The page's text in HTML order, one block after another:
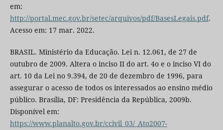
em:
http://portal.mec.gov.br/setec/arquivos/pdf/BasesLegais.pdf.
Acesso em: 17 mar. 2022.
BRASIL. Ministério da Educação. Lei n. 12.061, de 27 de
outubro de 2009. Altera o inciso II do art. 4o e o inciso VI do
art. 10 da Lei no 9.394, de 20 de dezembro de 1996, para
assegurar o acesso de todos os interessados ao ensino médio
público. Brasília, DF: Presidência da República, 2009b.
Disponível em:
https://www.planalto.gov.br/ccivil_03/_Ato2007-